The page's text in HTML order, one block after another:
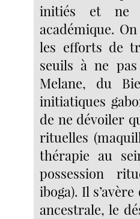
initiés et ne
académique.
les efforts de
seuils à ne
Melane, du
initiatiques
de ne dévoiler
rituelles
thérapie au
possession
iboga). Il s’avère
ancestrale, le